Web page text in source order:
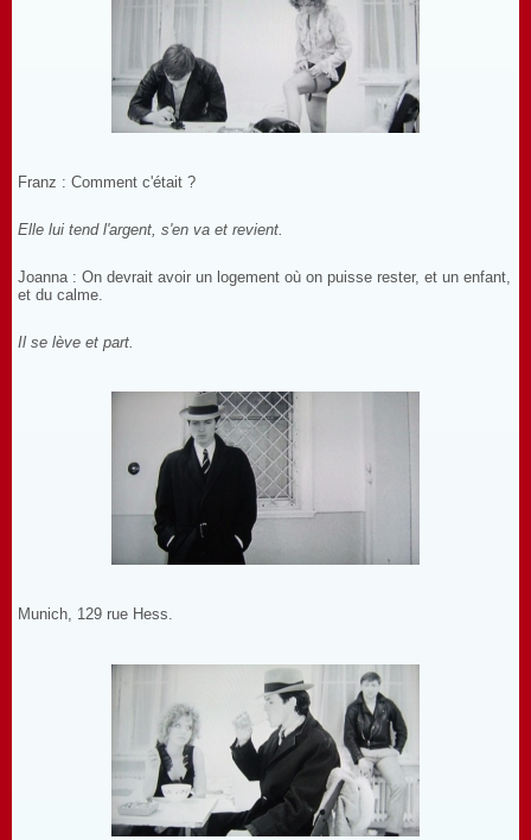
Franz : Comment c'était ?
Elle lui tend l'argent, s'en va et revient.
Joanna: On devrait avoir un logement où on puisse rester, et un enfant,
et du calme.
Il se lève et part.
Munich, 129 rue Hess.